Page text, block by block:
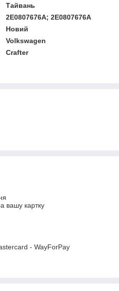
Тайвань
2E0807676A; 2E0807676A
Новий
Volkswagen
Crafter
вашу картку
- WayForPay